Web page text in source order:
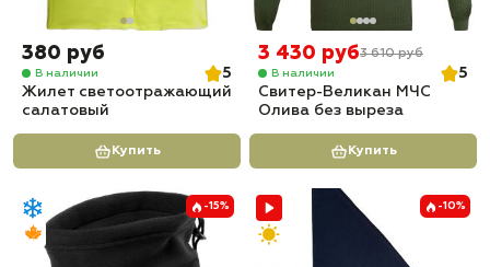
380 руб
В наличии
5
Жилет светоотражающий
салатовый
Купить
3 430 руб3 610 руб
В наличии
5
Свитер-Великан МЧС
Олива без выреза
Купить
-15% -10%